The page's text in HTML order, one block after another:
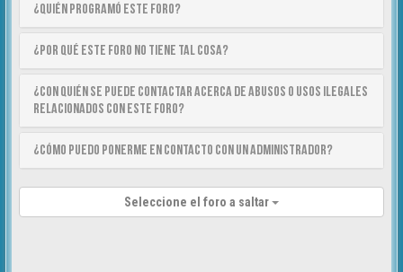
¿Quién programó este foro?
¿Por qué este foro no tiene tal cosa?
¿Con quién se puede contactar acerca de abusos o usos ilegales
relacionados con este foro?
¿Cómo puedo ponerme en contacto con un Administrador?
Seleccione el foro a saltar